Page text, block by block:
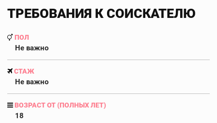
ТРЕБОВАНИЯ К СОИСКАТЕЛЮ
ПОЛ
Не важно
СТАЖ
Не важно
ВОЗРАСТ ОТ (ПОЛНЫХ ЛЕТ)
18